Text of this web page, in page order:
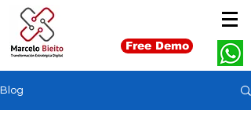
Free Demo
Blog